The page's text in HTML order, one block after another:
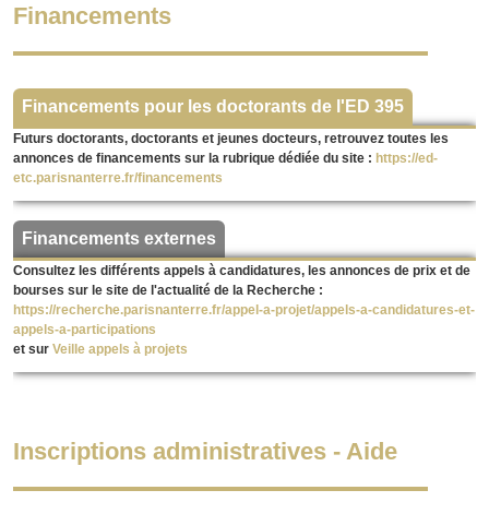
Financements
Financements pour les doctorants de l'ED 395
Futurs doctorants, doctorants et jeunes docteurs, retrouvez toutes les
annonces de financements sur la rubrique dédiée du site : https://ed-
etc.parisnanterre.fr/financements
Financements externes
Consultez les différents appels à candidatures, les annonces de prix et de
bourses sur le site de l'actualité de la Recherche :
https://recherche.parisnanterre.fr/appel-a-projet/appels-a-candidatures-et-
appels-a-participations
et sur Veille appels à projets
Inscriptions administratives - Aide